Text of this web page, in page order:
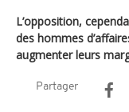
L’opposition,
des hommes
augmenter leurs
Partager